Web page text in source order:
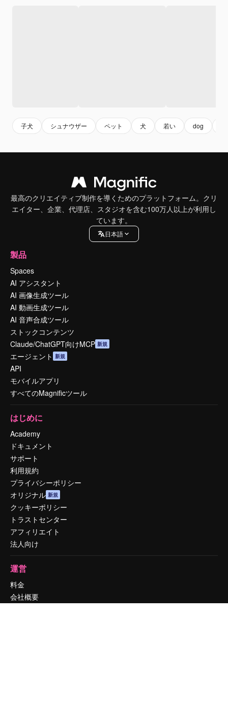
子犬 シュナウザー ペット 犬 若い dog
最高のクリエイティブ制作を導くためのプラットフォーム。クリ
エイター、企業、代理店、スタジオを含む100万人以上が利用し
ています。
日本語
製品
Spaces
AI アシスタント
AI 画像生成ツール
AI 動画生成ツール
AI 音声合成ツール
ストックコンテンツ
Claude/ChatGPT向けMCP 新規
エージェント 新規
API
モバイルアプリ
すべてのMagnificツール
はじめに
Academy
ドキュメント
サポート
利用規約
プライバシーポリシー
オリジナル 新規
クッキーポリシー
トラストセンター
アフィリエイト
法人向け
運営
料金
会社概要